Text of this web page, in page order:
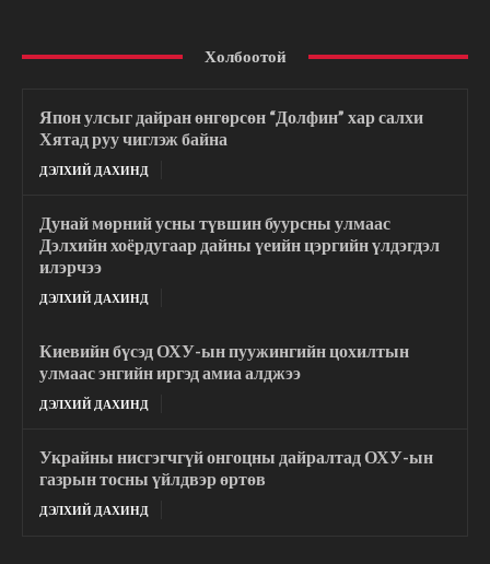
Холбоотой
Япон улсыг дайран өнгөрсөн “Долфин” хар салхи
Хятад руу чиглэж байна
ДЭЛХИЙ ДАХИНД
Дунай мөрний усны түвшин буурсны улмаас
Дэлхийн хоёрдугаар дайны үеийн цэргийн үлдэгдэл
илэрчээ
ДЭЛХИЙ ДАХИНД
Киевийн бүсэд ОХУ-ын пуужингийн цохилтын
улмаас энгийн иргэд амиа алджээ
ДЭЛХИЙ ДАХИНД
Украйны нисгэгчгүй онгоцны дайралтад ОХУ-ын
газрын тосны үйлдвэр өртөв
ДЭЛХИЙ ДАХИНД